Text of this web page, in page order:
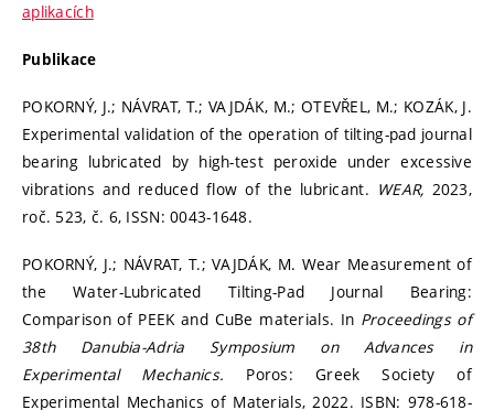
aplikacích
Publikace
POKORNÝ, J.; NÁVRAT, T.; VAJDÁK, M.; OTEVŘEL, M.; KOZÁK, J.
Experimental validation of the operation of tilting-pad journal
bearing lubricated by high-test peroxide under excessive
vibrations and reduced flow of the lubricant. WEAR, 2023,
roč. 523, č. 6, ISSN: 0043-1648.
POKORNÝ, J.; NÁVRAT, T.; VAJDÁK, M. Wear Measurement of
the Water-Lubricated Tilting-Pad Journal Bearing:
Comparison of PEEK and CuBe materials. In Proceedings of
38th Danubia-Adria Symposium on Advances in
Experimental Mechanics. Poros: Greek Society of
Experimental Mechanics of Materials, 2022. ISBN: 978-618-